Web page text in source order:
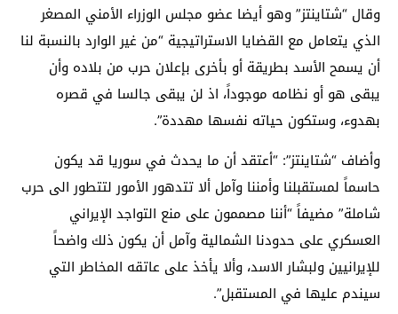
وقال “شتاينتز” وهو أيضا عضو مجلس الوزراء الأمني المصغر
الذي يتعامل مع القضايا الاستراتيجية “من غير الوارد بالنسبة لنا
أن يسمح الأسد بطريقة أو بأخرى بإعلان حرب من بلاده وأن
يبقى هو أو نظامه موجوداً، اذ لن يبقى جالسا في قصره
بهدوء، وستكون حياته نفسها مهددة”.
وأضاف “شتاينتز”: “أعتقد أن ما يحدث في سوريا قد يكون
حاسماً لمستقبلنا وأمننا وآمل ألا تتدهور الأمور لتتطور الى حرب
شاملة” مضيفاً “أننا مصممون على منع التواجد الإيراني
العسكري على حدودنا الشمالية وآمل أن يكون ذلك واضحاً
للإيرانيين ولبشار الاسد، وألا يأخذ على عاتقه المخاطر التي
سيندم عليها في المستقبل”.